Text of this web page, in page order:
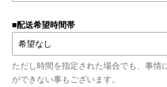
■配送希望時間帯
ただし時間を指定された場合でも、事情
ができない事もございます。